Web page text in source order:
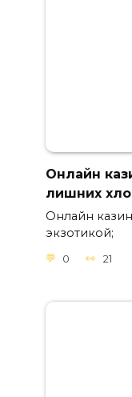
Онлайн
лишних
Онлайн
экзотикой;
0 21